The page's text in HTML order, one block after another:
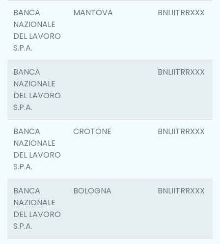
BANCA
NAZIONALE
DEL LAVORO
S.P.A.
MANTOVA BNLIITRRXXX
BANCA
NAZIONALE
DEL LAVORO
S.P.A.
BNLIITRRXXX
BANCA
NAZIONALE
DEL LAVORO
S.P.A.
CROTONE BNLIITRRXXX
BANCA
NAZIONALE
DEL LAVORO
S.P.A.
BOLOGNA BNLIITRRXXX